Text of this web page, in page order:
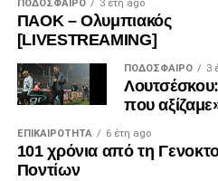
ΠΟΔΌΣΦΑΙΡΟ 3 έτη ago
ΠΑΟΚ – Ολυμπιακός
[LIVESTREAMING]
ΠΟΔΌΣΦΑΙΡΟ 3
που
ΕΠΙΚΑΙΡΌΤΗΤΑ 6 έτη ago
101 χρόνια από τη
Ποντίων